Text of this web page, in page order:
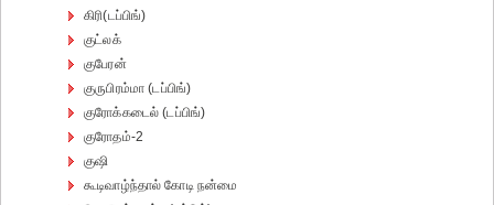
கிரி(டப்பிங்)
குட்லக்
குபேரன்
குருபிரம்மா (டப்பிங்)
குரோக்கடைல் (டப்பிங்)
குரோதம்-2
குஷி
கூடிவாழ்ந்தால் கோடி நன்மை